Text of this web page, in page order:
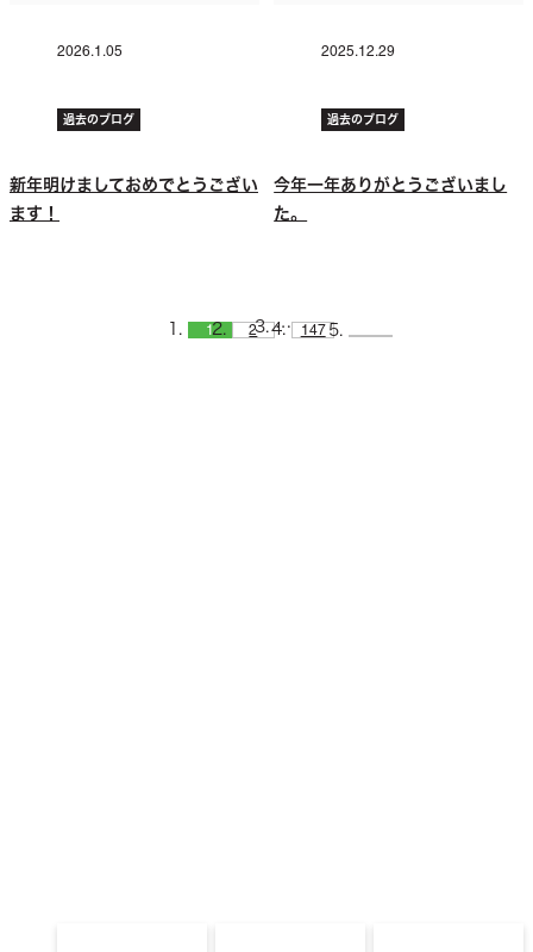
2026.1.05
過去のブログ
新年明けましておめでとうござい
ます！
2025.12.29
過去のブログ
今年一年ありがとうございまし
た。
1 2 … 147